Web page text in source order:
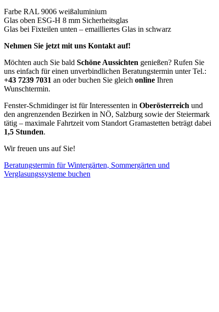
Farbe RAL 9006 weißaluminium
Glas oben ESG-H 8 mm Sicherheitsglas
Glas bei Fixteilen unten – emailliertes Glas in schwarz
Nehmen Sie jetzt mit uns Kontakt auf!
Möchten auch Sie bald Schöne Aussichten genießen? Rufen Sie
uns einfach für einen unverbindlichen Beratungstermin unter Tel.:
+43 7239 7031 an oder buchen Sie gleich online Ihren
Wunschtermin.
Fenster-Schmidinger ist für Interessenten in Oberösterreich und
den angrenzenden Bezirken in NÖ, Salzburg sowie der Steiermark
tätig – maximale Fahrtzeit vom Standort Gramastetten beträgt dabei
1,5 Stunden.
Wir freuen uns auf Sie!
Beratungstermin für Wintergärten, Sommergärten und
Verglasungssysteme buchen